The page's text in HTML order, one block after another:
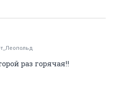
раз горячая!!